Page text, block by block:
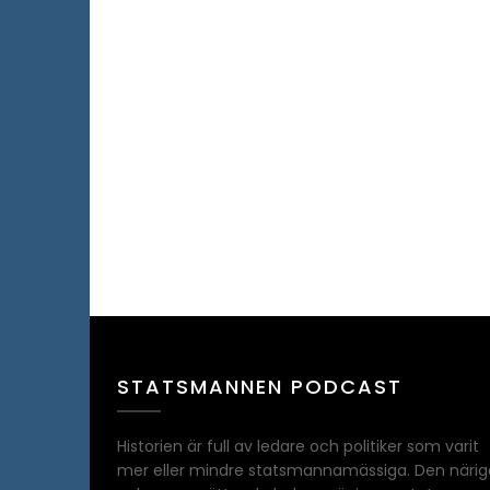
STATSMANNEN PODCAST
Historien är full av ledare och politiker som varit
mer eller mindre statsmannamässiga. Den